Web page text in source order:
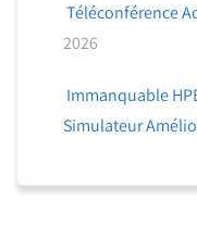
Téléconférence
2026
Immanquable
Simulateur